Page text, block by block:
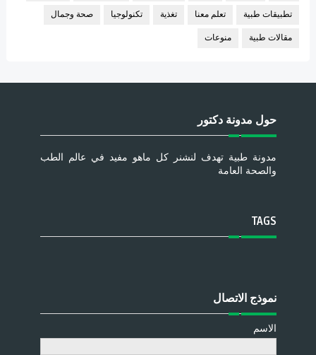
تطبيقات طبية تعلم معنا تغذية تكنولوجيا صحة وجمال
مقالات طبية منوعات
حول مدونة دكتور
مدونة طبية تهدف لنشنر كل ماهو مفيد في عالم الطب
والصحة العامة
TAGS
نموذج الاتصال
الاسم